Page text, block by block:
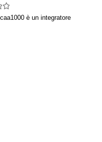
è un integratore